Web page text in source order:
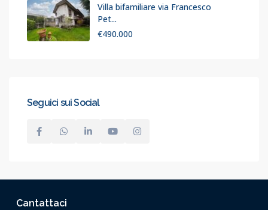
Villa bifamiliare via Francesco
Pet...
€490.000
Seguici sui Social
Cantattaci